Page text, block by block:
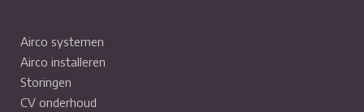
Airco systemen
Airco installeren
Storingen
CV onderhoud